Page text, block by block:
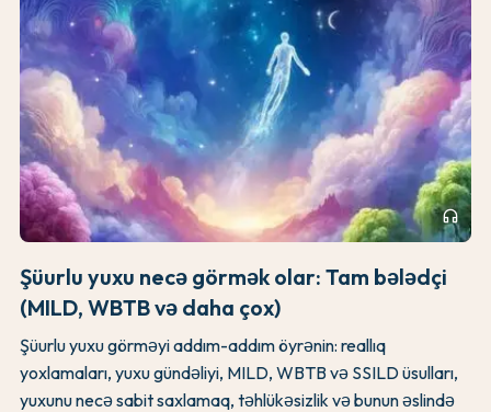
headphones
Şüurlu yuxu necə görmək olar: Tam bələdçi
(MILD, WBTB və daha çox)
Şüurlu yuxu görməyi addım-addım öyrənin: reallıq
yoxlamaları, yuxu gündəliyi, MILD, WBTB və SSILD üsulları,
yuxunu necə sabit saxlamaq, təhlükəsizlik və bunun əslində